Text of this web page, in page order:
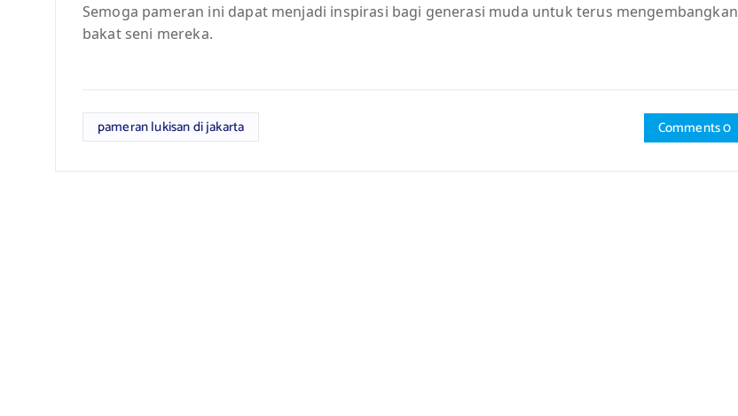
Semoga pameran ini dapat menjadi inspirasi bagi generasi muda untuk terus mengembangkan
bakat seni mereka.
pameran lukisan di jakarta Comments 0